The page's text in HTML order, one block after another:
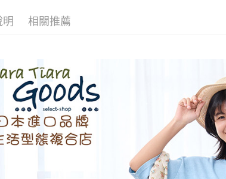
明 相關推薦